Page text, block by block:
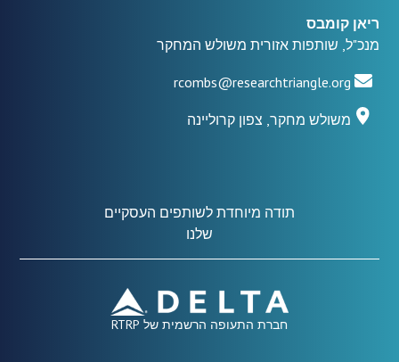
ריאן קומבס
מנכ"ל, שותפות אזורית משולש המחקר
rcombs@researchtriangle.org
משולש מחקר, צפון קרוליינה
תודה מיוחדת לשותפים העסקיים
שלנו
חברת התעופה הרשמית של RTRP